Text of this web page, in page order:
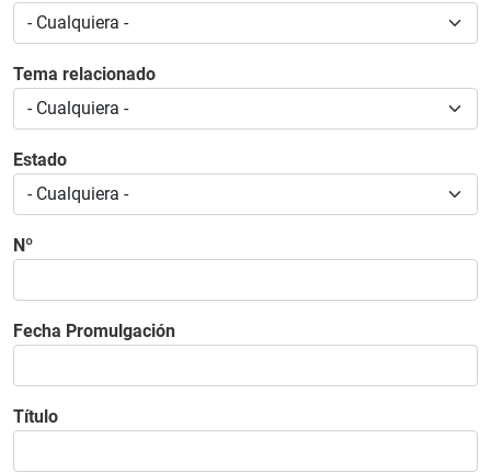
Tema relacionado
Estado
Nº
Fecha Promulgación
Título